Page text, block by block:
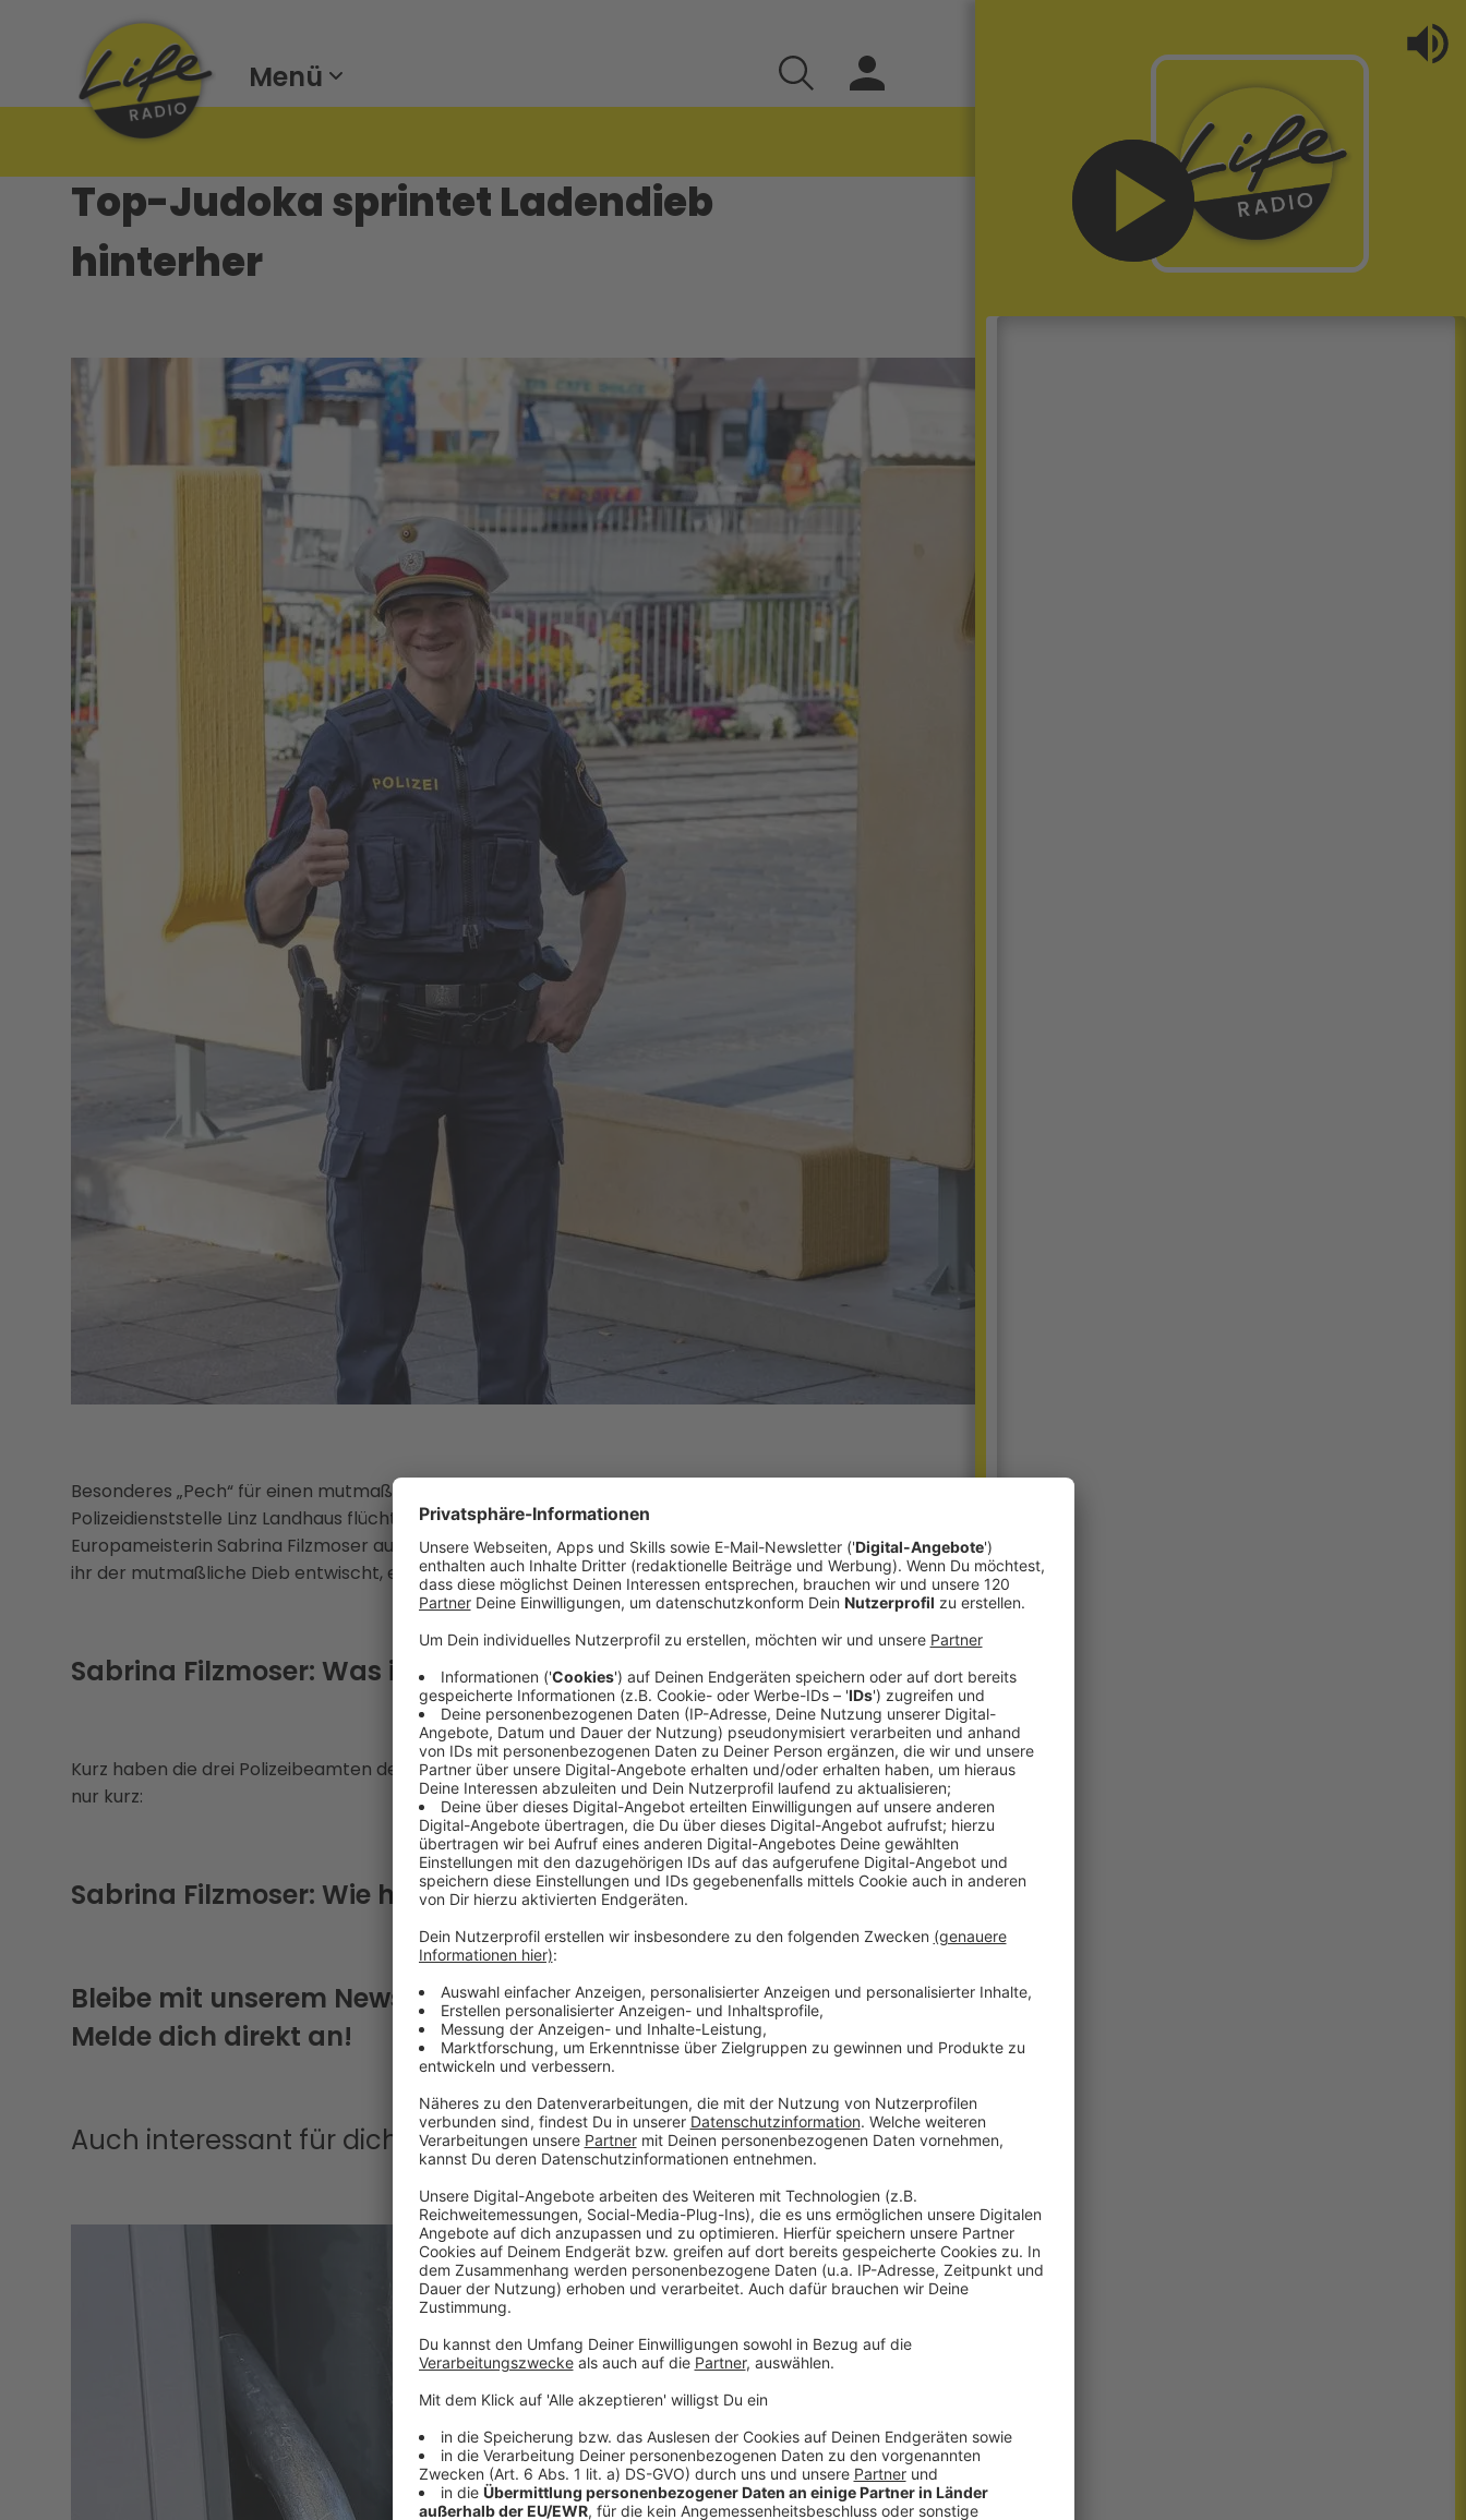
Menü
Top-Judoka sprintet Ladendieb
hinterher
Besonderes „Pech“ für einen mutmaßlichen Ladendieb: Als er von seiner Vernehmung in der
Polizeidienststelle Linz Landhaus flüchtet, ist ihm ausgerechnet die zweifache Judo-
Europameisterin Sabrina Filzmoser auf den Fersen. Die ist ja hauptberuflich Polizistin. Fast wäre
ihr der mutmaßliche Dieb entwischt, erzählt sie im Interview:
Sabrina Filzmoser: Was ist passiert?
Kurz haben die drei Polizeibeamten den mutmaßlichen Langfinger aus den Augen verloren, aber
nur kurz:
Sabrina Filzmoser: Wie hat sie den Dieb schnappen können?
Bleibe mit unserem Newsletter immer auf dem Laufenden.
Melde dich direkt an!
Auch interessant für dich